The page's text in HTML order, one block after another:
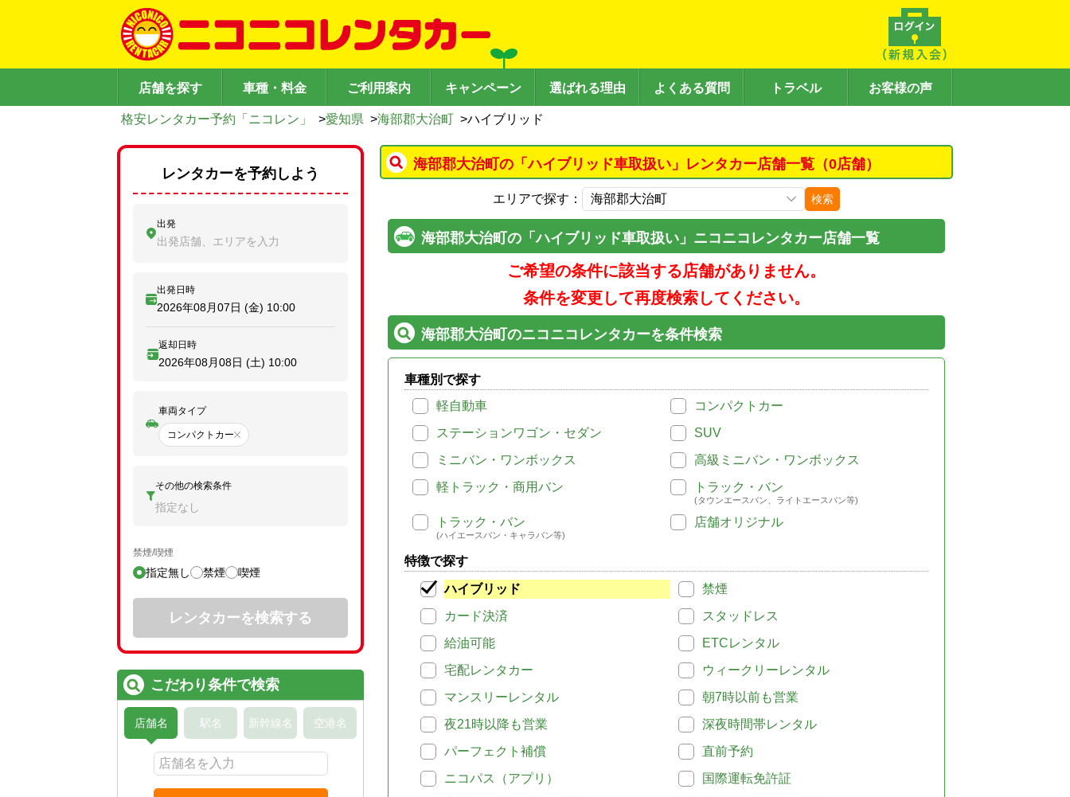
店舗を探す 車種・料金 ご利用案内 キャンペーン 選ばれる理由 よくある質問 トラベル お客様の声
格安レンタカー予約「ニコレン」 >愛知県 >海部郡大治町 >ハイブリッド
海部郡大治町の「ハイブリッド車取扱い」レンタカー店舗一覧（0店舗）
エリアで探す： 検索
海部郡大治町の「ハイブリッド車取扱い」ニコニコレンタカー店舗一覧
ご希望の条件に該当する店舗がありません。
条件を変更して再度検索してください。
海部郡大治町のニコニコレンタカーを条件検索
車種別で探す
軽自動車
コンパクトカー
ステーションワゴン・セダン
SUV
ミニバン・ワンボックス
高級ミニバン・ワンボックス
軽トラック・商用バン
トラック・バン
(タウンエースバン、ライトエースバン等)
トラック・バン
(ハイエースバン・キャラバン等)
店舗オリジナル
特徴で探す
ハイブリッド
禁煙
カード決済
スタッドレス
給油可能
ETCレンタル
宅配レンタカー
ウィークリーレンタル
マンスリーレンタル
朝7時以前も営業
夜21時以降も営業
深夜時間帯レンタル
パーフェクト補償
直前予約
ニコパス（アプリ）
国際運転免許証
レンタカーを予約しよう
出発
出発店舗、エリアを入力
出発日時
2026年08月07日 (金) 10:00
返却日時
2026年08月08日 (土) 10:00
車両タイプ
コンパクトカー
その他の検索条件
指定なし
禁煙/喫煙
指定無し 禁煙 喫煙
レンタカーを検索する
こだわり条件で検索
店舗名 駅名 新幹線名 空港名